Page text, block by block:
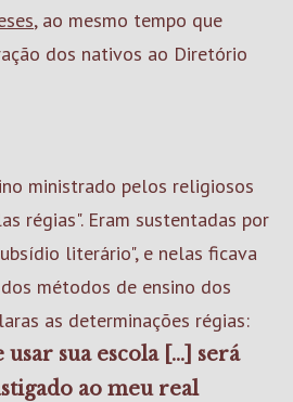
, ao mesmo tempo que
dos nativos ao Diretório
ministrado pelos religiosos
régias". Eram sustentadas por
literário", e nelas ficava
métodos de ensino dos
as determinações régias:
sua escola [...] será
ao meu real